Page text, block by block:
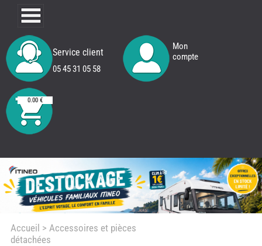
Service client
05 45 31 05 58
Mon
compte
0.00 €
Accueil > Accessoires et pièces
détachées